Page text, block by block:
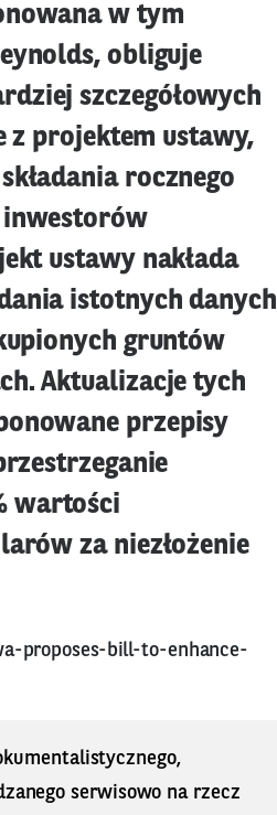
w tym
obliguje
szczegółowych
z projektem ustawy,
rocznego
inwestorów
ustawy nakłada
istotnych danych
gruntów
Aktualizacje tych
przepisy
wartości
za niezłożenie
proposes-bill-to-enhance-
serwisowo na rzecz